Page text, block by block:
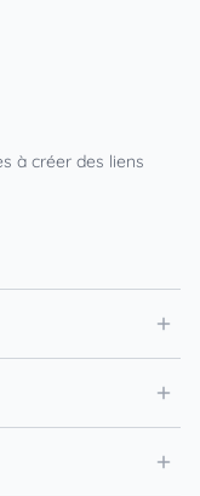
à créer des liens